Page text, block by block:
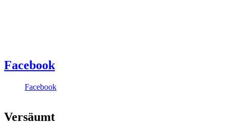
Facebook
Facebook
Versäumt